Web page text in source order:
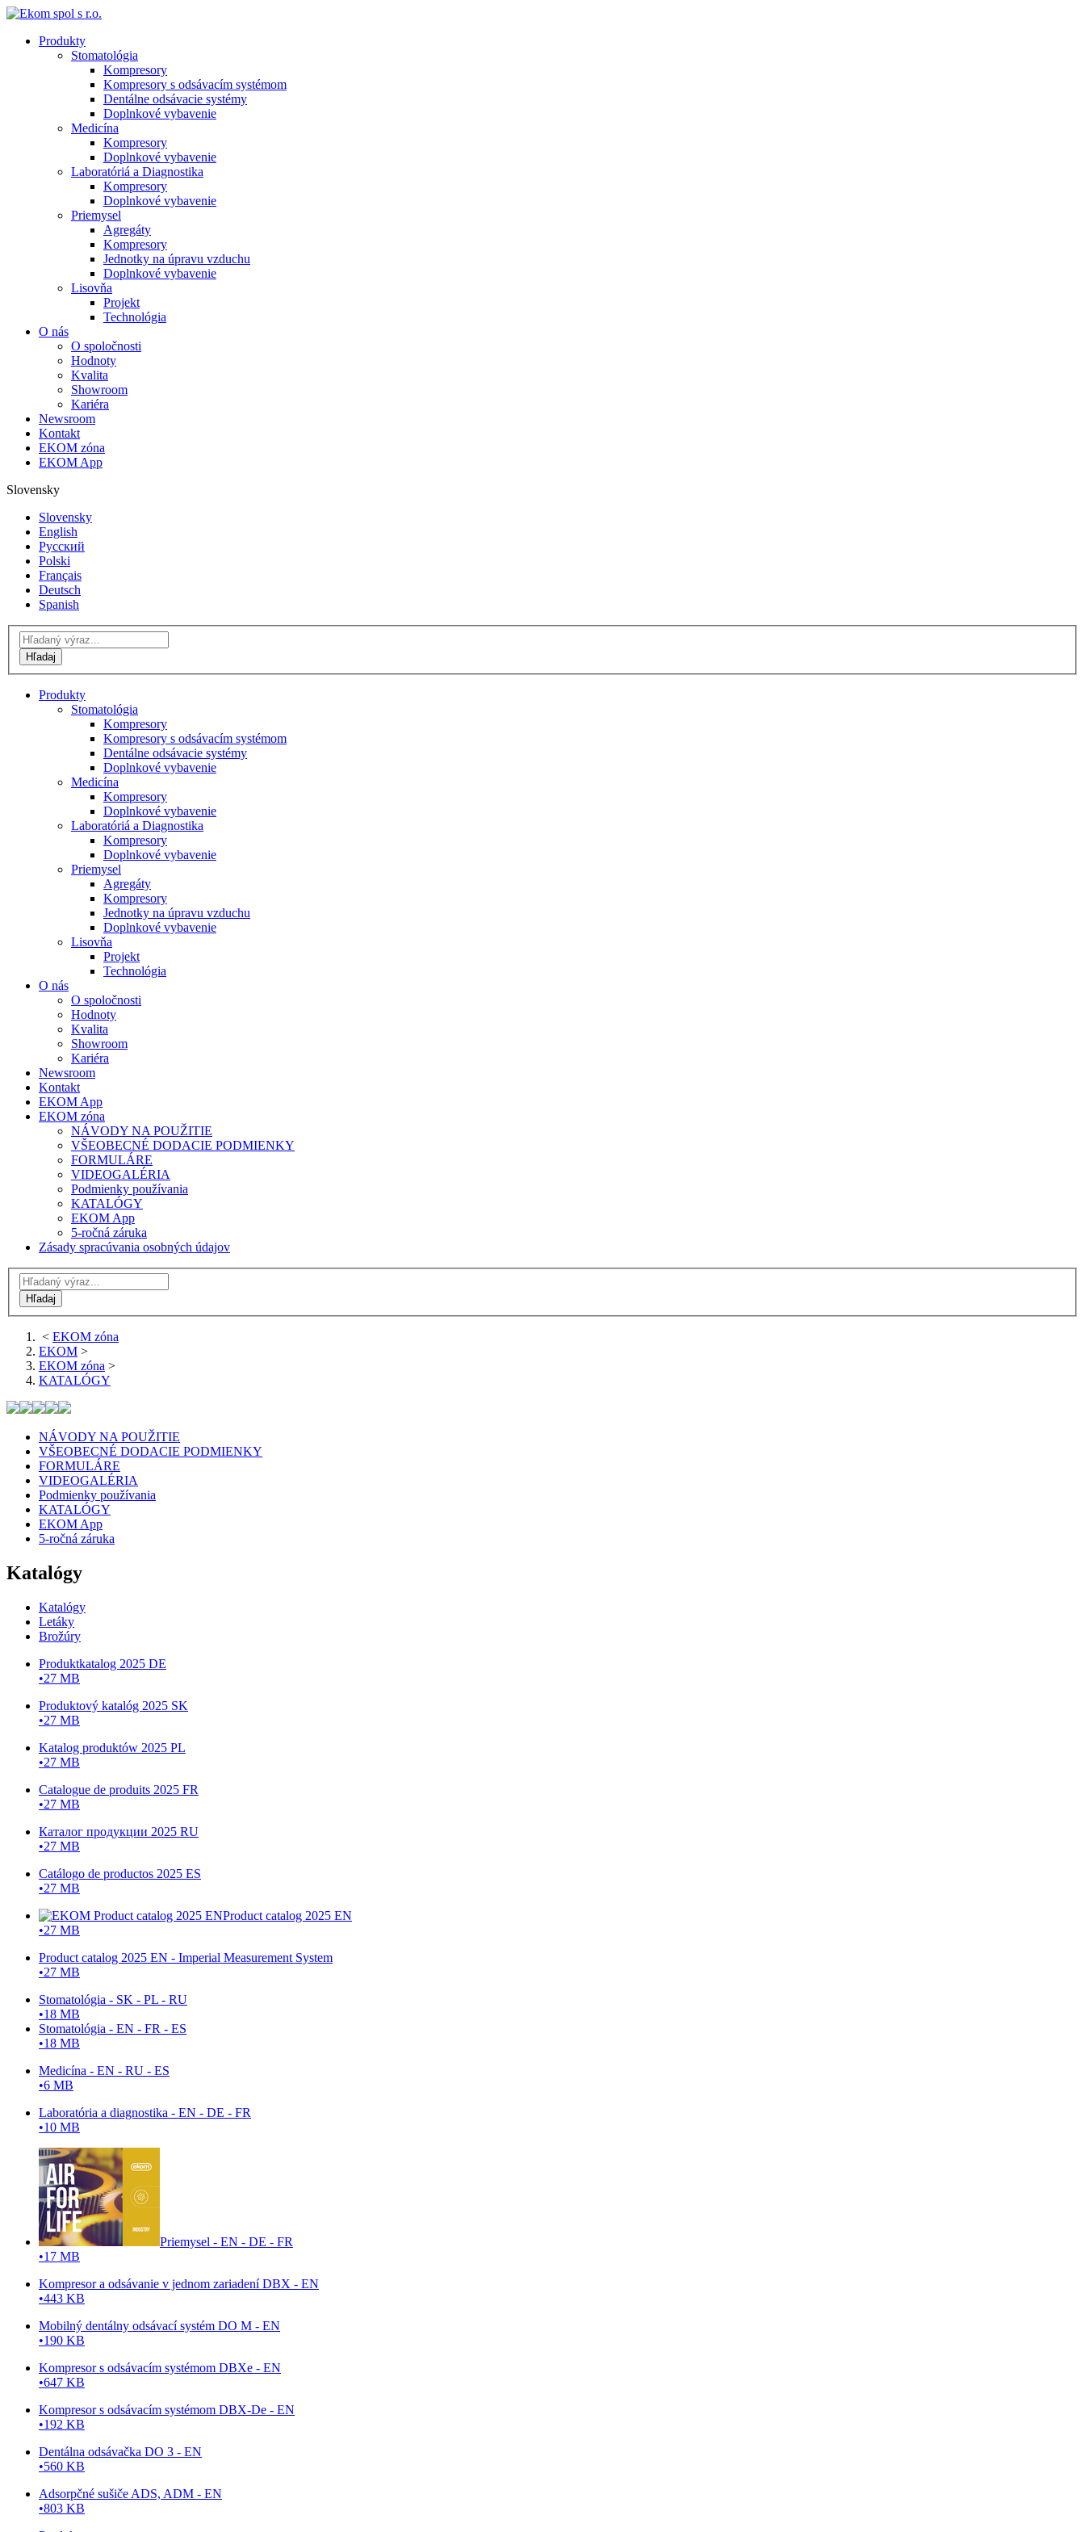
Produkty
Stomatológia
Kompresory
Kompresory s odsávacím systémom
Dentálne odsávacie systémy
Doplnkové vybavenie
Medicína
Kompresory
Doplnkové vybavenie
Laboratóriá a Diagnostika
Kompresory
Doplnkové vybavenie
Priemysel
Agregáty
Kompresory
Jednotky na úpravu vzduchu
Doplnkové vybavenie
Lisovňa
Projekt
Technológia
O nás
O spoločnosti
Hodnoty
Kvalita
Showroom
Kariéra
Newsroom
Kontakt
EKOM zóna
EKOM App
Slovensky
Slovensky
English
Русский
Polski
Français
Deutsch
Spanish
Produkty
Stomatológia
Kompresory
Kompresory s odsávacím systémom
Dentálne odsávacie systémy
Doplnkové vybavenie
Medicína
Kompresory
Doplnkové vybavenie
Laboratóriá a Diagnostika
Kompresory
Doplnkové vybavenie
Priemysel
Agregáty
Kompresory
Jednotky na úpravu vzduchu
Doplnkové vybavenie
Lisovňa
Projekt
Technológia
O nás
O spoločnosti
Hodnoty
Kvalita
Showroom
Kariéra
Newsroom
Kontakt
EKOM App
EKOM zóna
NÁVODY NA POUŽITIE
VŠEOBECNÉ DODACIE PODMIENKY
FORMULÁRE
VIDEOGALÉRIA
Podmienky používania
KATALÓGY
EKOM App
5-ročná záruka
Zásady spracúvania osobných údajov
< EKOM zóna
EKOM >
EKOM zóna >
KATALÓGY
NÁVODY NA POUŽITIE
VŠEOBECNÉ DODACIE PODMIENKY
FORMULÁRE
VIDEOGALÉRIA
Podmienky používania
KATALÓGY
EKOM App
5-ročná záruka
Katalógy
Katalógy
Letáky
Brožúry
Produktkatalog 2025 DE
•27 MB
Produktový katalóg 2025 SK
•27 MB
Katalog produktów 2025 PL
•27 MB
Catalogue de produits 2025 FR
•27 MB
Каталог продукции 2025 RU
•27 MB
Catálogo de productos 2025 ES
•27 MB
Product catalog 2025 EN
•27 MB
Product catalog 2025 EN - Imperial Measurement System
•27 MB
Stomatológia - SK - PL - RU
•18 MB
Stomatológia - EN - FR - ES
•18 MB
Medicína - EN - RU - ES
•6 MB
Laboratória a diagnostika - EN - DE - FR
•10 MB
Priemysel - EN - DE - FR
•17 MB
Kompresor a odsávanie v jednom zariadení DBX - EN
•443 KB
Mobilný dentálny odsávací systém DO M - EN
•190 KB
Kompresor s odsávacím systémom DBXe - EN
•647 KB
Kompresor s odsávacím systémom DBX-De - EN
•192 KB
Dentálna odsávačka DO 3 - EN
•560 KB
Adsorpčné sušiče ADS, ADM - EN
•803 KB